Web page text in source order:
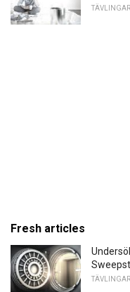
TÄVLINGAR
Fresh articles
TÄVLINGAR